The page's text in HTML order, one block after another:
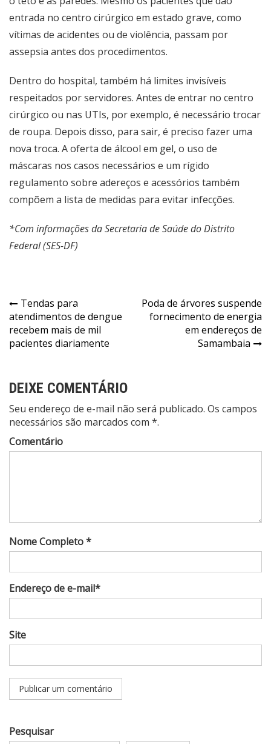
entrada no centro cirúrgico em estado grave, como
vítimas de acidentes ou de violência, passam por
assepsia antes dos procedimentos.
Dentro do hospital, também há limites invisíveis
respeitados por servidores. Antes de entrar no centro
cirúrgico ou nas UTIs, por exemplo, é necessário trocar
de roupa. Depois disso, para sair, é preciso fazer uma
nova troca. A oferta de álcool em gel, o uso de
máscaras nos casos necessários e um rígido
regulamento sobre adereços e acessórios também
compõem a lista de medidas para evitar infecções.
*Com informações da Secretaria de Saúde do Distrito
Federal (SES-DF)
Navegação
de
Post
Tendas para
atendimentos de dengue
recebem mais de mil
pacientes diariamente
Poda de árvores suspende
fornecimento de energia
em endereços de
Samambaia
DEIXE COMENTÁRIO
Seu endereço de e-mail não será publicado. Os campos
necessários são marcados com *.
Comentário
Nome Completo *
Endereço de e-mail*
Site
Pesquisar